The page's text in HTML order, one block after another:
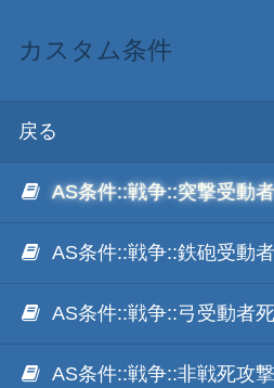
目次
初期設置
改造目録
武将データ
フルカラー
MOD･開発環境
Modの３種類の
TSMod
ScenarioMod
ScenarioMod
ScenarioModキッ
ScenarioMod 更新
ScenarioModのラ
ScenarioModのリ
ScenarioModのリフ
戻る
API リファレンス
イベントハンドラ一覧
イベントハンドラ
カスタム条件
カスタム条件
戻る
AS条件::戦争::突撃受動
AS条件::戦争::鉄砲受動
AS条件::戦争::弓受動者
AS条件::戦争::非戦死攻
PluginMod